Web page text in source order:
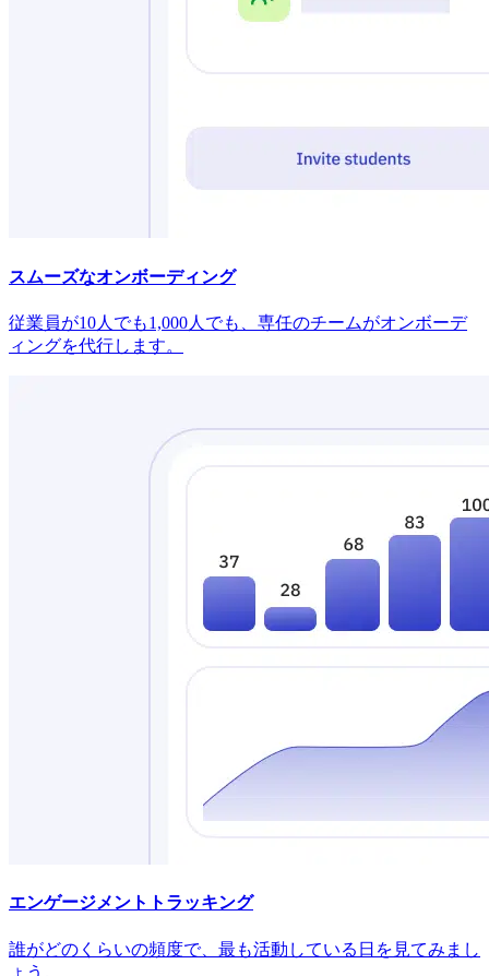
スムーズなオンボーディング
従業員が10人でも1,000人でも、専任のチームがオンボーデ
ィングを代行します。
エンゲージメントトラッキング
誰がどのくらいの頻度で、最も活動している日を見てみまし
ょう。